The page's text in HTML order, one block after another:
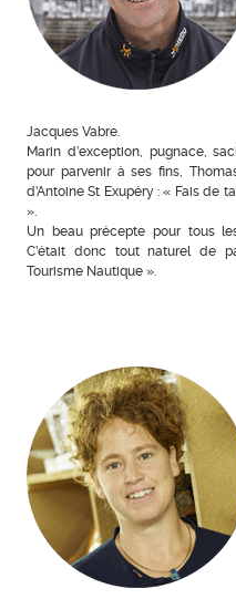
Jacques Vabre.
Marin d’exception, pugnace,
pour parvenir à ses fins,
d’Antoine St Exupéry : « Fais de
».
Un beau précepte pour tous
C’était donc tout naturel de
Tourisme Nautique ».